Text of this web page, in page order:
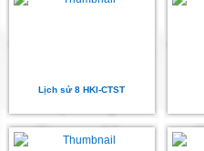
Lịch sử 8 HKI-CTST